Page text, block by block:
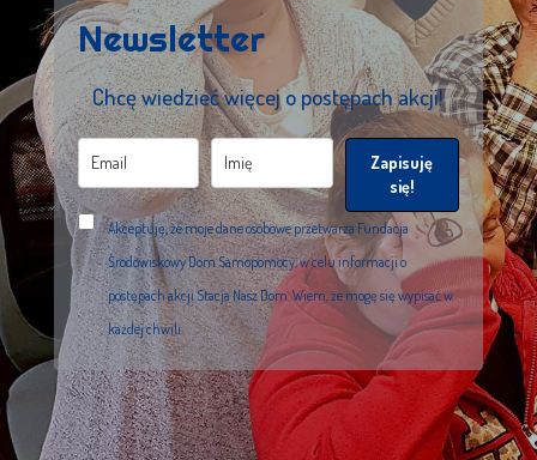
Newsletter
Chcę wiedzieć więcej o postępach akcji!
Zapisuję
się!
Akceptuję, że moje dane osobowe przetwarza Fundacja
Środowiskowy Dom Samopomocy, w celu informacji o
postępach akcji Stacja Nasz Dom. Wiem, że mogę się wypisać w
każdej chwili.